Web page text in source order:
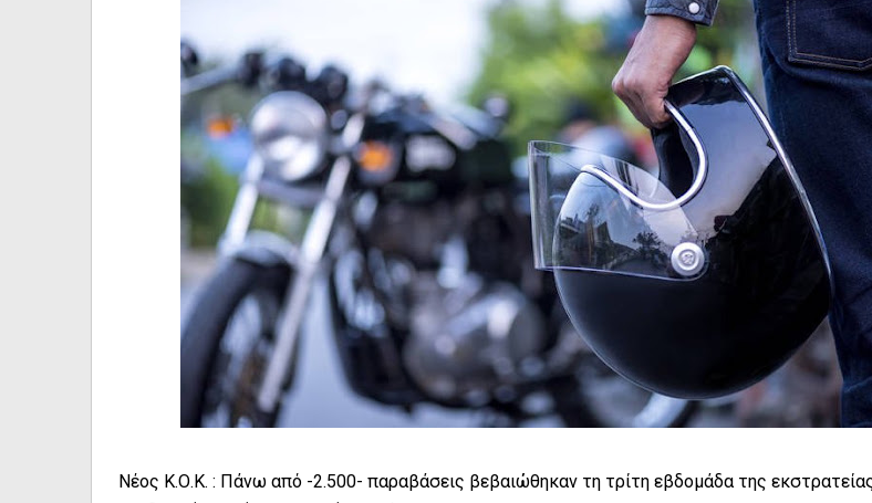
Νέος Κ.Ο.Κ. : Πάνω από -2.500- παραβάσεις βεβαιώθηκαν τη τρίτη εβδομάδα της